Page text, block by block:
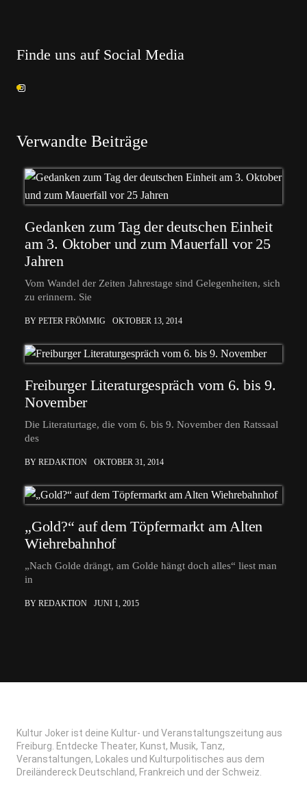
Finde uns auf Social Media
Verwandte Beiträge
Gedanken zum Tag der deutschen Einheit
am 3. Oktober und zum Mauerfall vor 25
Jahren
Vom Wandel der Zeiten Jahrestage sind Gelegenheiten, sich
zu erinnern. Sie
BY PETER FRÖMMIG OKTOBER 13, 2014
Freiburger Literaturgespräch vom 6. bis 9.
November
Die Literaturtage, die vom 6. bis 9. November den Ratssaal
des
BY REDAKTION OKTOBER 31, 2014
„Gold?“ auf dem Töpfermarkt am Alten
Wiehrebahnhof
„Nach Golde drängt, am Golde hängt doch alles“ liest man
in
BY REDAKTION JUNI 1, 2015
Kultur Joker ist deine Kultur- und Veranstaltungszeitung aus
Freiburg. Entdecke Theater, Kunst, Musik, Tanz,
Veranstaltungen, Lokales und Kulturpolitisches aus dem
Dreiländereck Deutschland, Frankreich und der Schweiz.